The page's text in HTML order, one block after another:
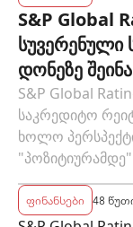
S&P Global
სუვერენული
დონეზე
გააუმჯობესა
S&P Global
საკრედიტო
ხოლო
"პოზიტიურამდე"
ფინანსები 48